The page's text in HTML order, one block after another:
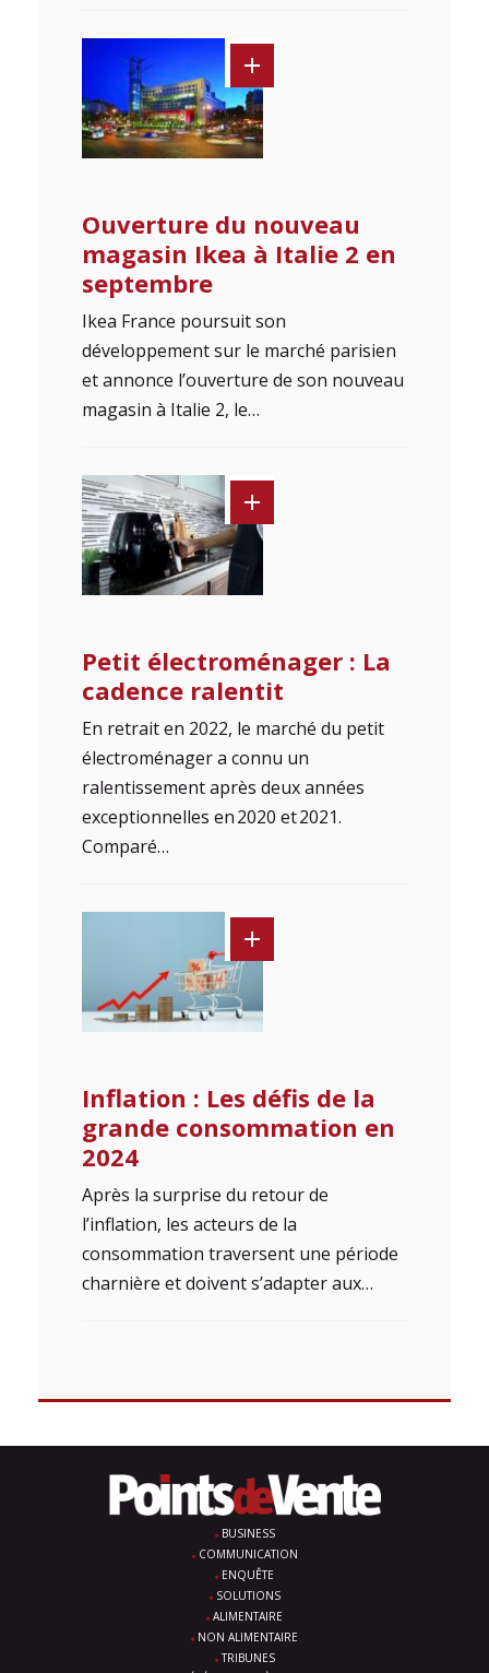
Ouverture du nouveau
magasin Ikea à Italie 2 en
septembre
Ikea France poursuit son
développement sur le marché parisien
et annonce l’ouverture de son nouveau
magasin à Italie 2, le…
Petit électroménager : La
cadence ralentit
En retrait en 2022, le marché du petit
électroménager a connu un
ralentissement après deux années
exceptionnelles en 2020 et 2021.
Comparé…
Inflation : Les défis de la
grande consommation en
2024
Après la surprise du retour de
l’inflation, les acteurs de la
consommation traversent une période
charnière et doivent s’adapter aux…
BUSINESS
COMMUNICATION
ENQUÊTE
SOLUTIONS
ALIMENTAIRE
NON ALIMENTAIRE
TRIBUNES